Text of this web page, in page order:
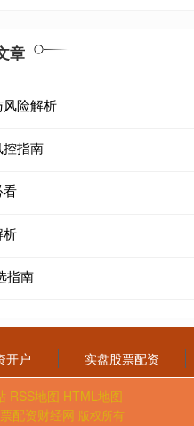
章
险解析
指南
看
析
指南
开户 实盘股票配资
RSS地图 HTML地图
配资财经网 版权所有